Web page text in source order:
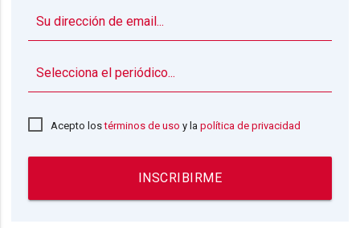
Acepto lostérminos de uso y lapolítica de privacidad
INSCRIBIRME